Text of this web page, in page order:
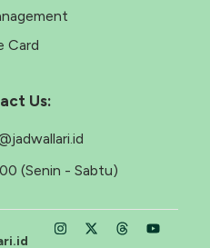
Card
Us:
(Senin - Sabtu)